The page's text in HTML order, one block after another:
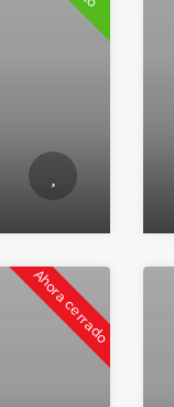
Ahora cerrado